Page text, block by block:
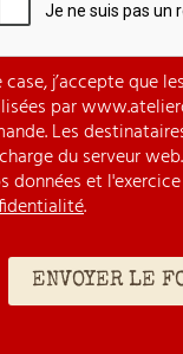
j’accepte que
par
Les
du serveur
données et
.